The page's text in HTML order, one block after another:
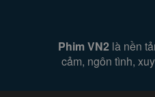
Phim VN2 là nền
cảm, ngôn tình,